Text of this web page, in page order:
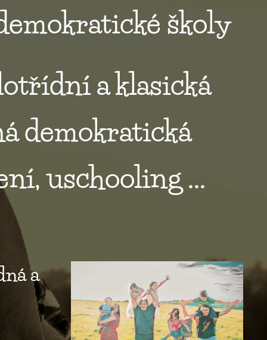
školy
a klasická
demokratická
uschooling ...
a